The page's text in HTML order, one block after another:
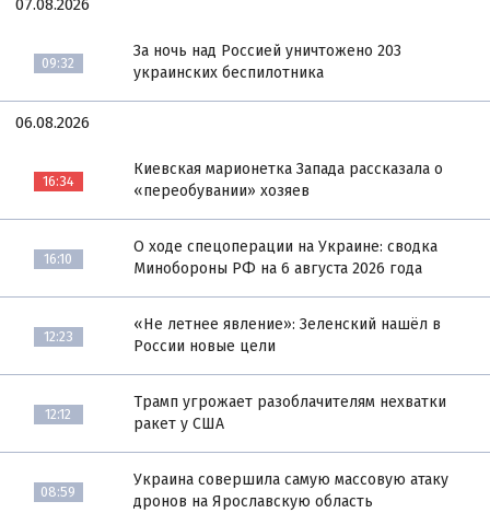
07.08.2026
09:32
За ночь над Россией уничтожено 203
украинских беспилотника
06.08.2026
16:34
Киевская марионетка Запада рассказала о
«переобувании» хозяев
16:10
О ходе спецоперации на Украине: сводка
Минобороны РФ на 6 августа 2026 года
12:23
«Не летнее явление»: Зеленский нашёл в
России новые цели
12:12
Трамп угрожает разоблачителям нехватки
ракет у США
08:59
Украина совершила самую массовую атаку
дронов на Ярославскую область